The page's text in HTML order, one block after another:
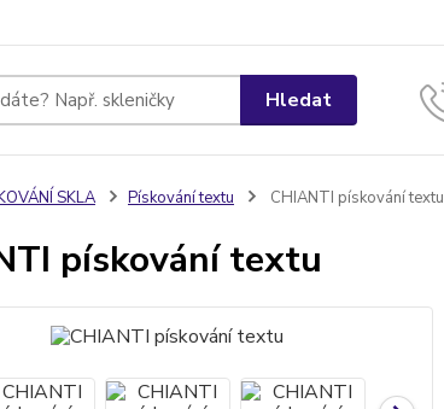
Hledat
SKLA Pískování textu CHIANTI pískování textu
pískování textu